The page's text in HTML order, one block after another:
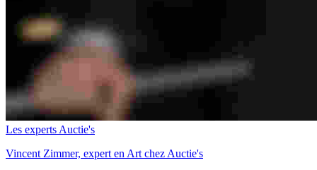
Les experts Auctie's
Vincent Zimmer, expert en Art chez Auctie's